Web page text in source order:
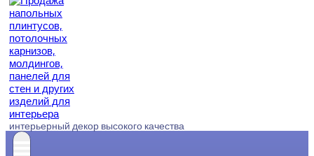
интерьерный декор высокого качества